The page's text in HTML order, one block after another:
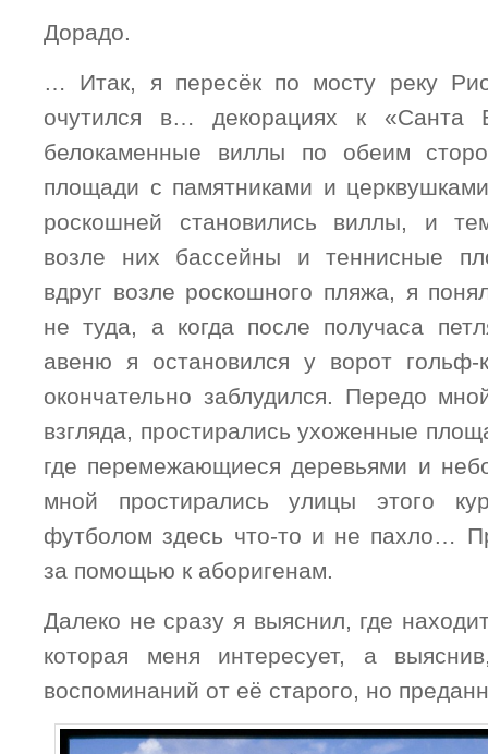
Дорадо.
… Итак, я пересёк по мосту реку
очутился в… декорациях к «Санта
белокаменные виллы по обеим
площади с памятниками и
роскошней становились виллы, и
возле них бассейны и теннисные
вдруг возле роскошного пляжа, я
не туда, а когда после получаса
авеню я остановился у ворот гольф-
окончательно заблудился. Передо
взгляда, простирались ухоженные
где перемежающиеся деревьями и
мной простирались улицы этого
футболом здесь что-то и не пахло…
за помощью к аборигенам.
Далеко не сразу я выяснил, где
которая меня интересует, а
воспоминаний от её старого, но